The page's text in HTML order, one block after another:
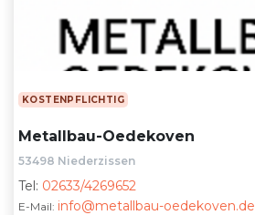
KOSTENPFLICHTIG
Metallbau-Oedekoven
53498 Niederzissen
Tel: 02633/4269652
E-Mail: info@metallbau-oedekoven.de